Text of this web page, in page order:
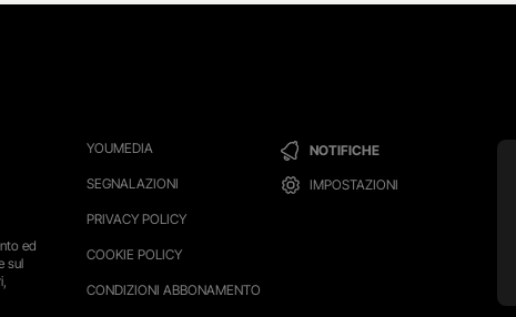
YOUMEDIA
SEGNALAZIONI
PRIVACY POLICY
COOKIE POLICY
CONDIZIONI ABBONAMENTO
NOTIFICHE
IMPOSTAZIONI
ed
sul